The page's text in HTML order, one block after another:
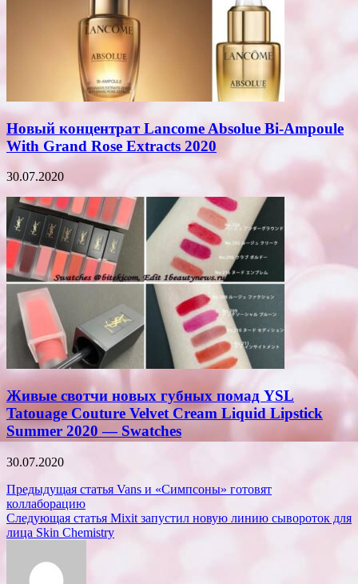
Новый концентрат Lancome Absolue Bi-Ampoule
With Grand Rose Extracts 2020
30.07.2020
Живые свотчи новых губных помад YSL
Tatouage Couture Velvet Cream Liquid Lipstick
Summer 2020 — Swatches
30.07.2020
Навигация
по
записям
Предыдущая статья Vans и «Симпсоны» готовят
коллаборацию
Следующая статья Mixit запустил новую линию сывороток для
лица Skin Chemistry